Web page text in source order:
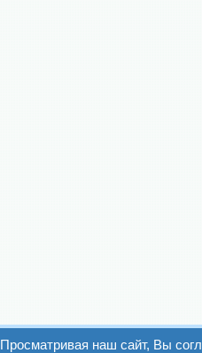
Просматривая наш сайт, Вы